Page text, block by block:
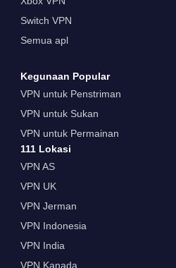
Switch VPN
Semua apl
Kegunaan Popular
VPN untuk Penstriman
VPN untuk Sukan
VPN untuk Permainan
111 Lokasi
VPN AS
VPN UK
VPN Jerman
VPN Indonesia
VPN India
VPN Kanada